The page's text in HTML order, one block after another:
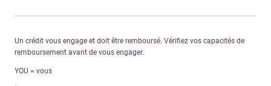
Un crédit vous engage et doit être remboursé. Vérifiez vos capacités de
remboursement avant de vous engager.
YOU = vous